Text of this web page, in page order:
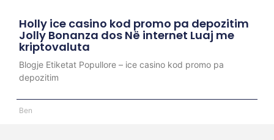
Holly ice casino kod promo pa depozitim
Jolly Bonanza dos Në internet Luaj me
kriptovaluta
Blogje Etiketat Popullore – ice casino kod promo pa
depozitim
Ben